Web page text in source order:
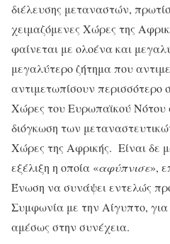
διέλευσης μεταναστών,
χειμαζόμενες Χώρες της
φαίνεται με ολοένα και
μεγαλύτερο ζήτημα που
αντιμετωπίσουν περισσότερο
Χώρες του Ευρωπαϊκού Νότου
διόγκωση των
Χώρες της Αφρικής. Είναι δε
εξέλιξη η οποία «αφύπνισε»,
Ένωση να συνάψει εντελώς
Συμφωνία με την Αίγυπτο, για
αμέσως στην συνέχεια.